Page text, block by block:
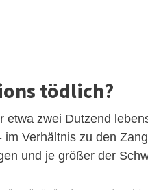
tödlich?
etwa zwei Dutzend
Verhältnis zu den
und je größer der